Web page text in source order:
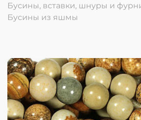
Бусины, вставки, шнуры и
Бусины из яшмы